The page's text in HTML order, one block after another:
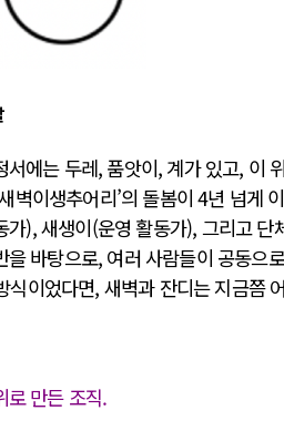
에는 두레, 품앗이, 계가 있고, 이
벽이생추어리’의 돌봄이 4년 넘게
), 새생이(운영 활동가), 그리고 단
바탕으로, 여러 사람들이 공동으
이었다면, 새벽과 잔디는 지금쯤
로 만든 조직.